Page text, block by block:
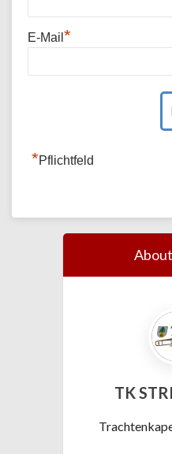
E-Mail *
*Pflichtfeld
TK